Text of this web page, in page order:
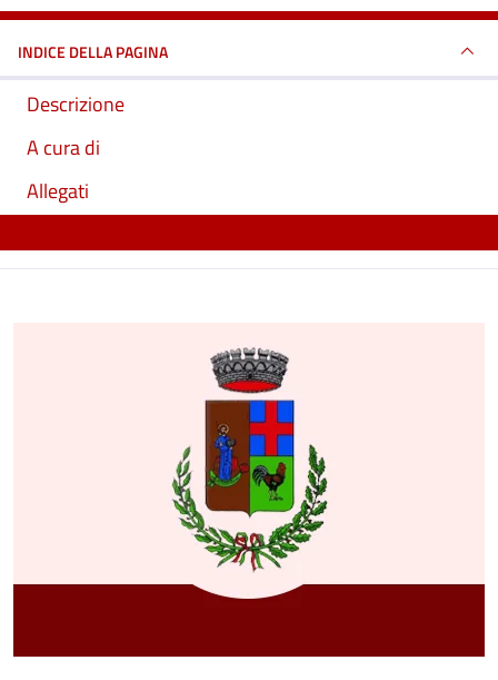
INDICE DELLA PAGINA
Descrizione
A cura di
Allegati